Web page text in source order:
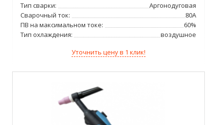
Тип сварки:
Аргонодуговая
Сварочный ток:
80А
ПВ на максимальном токе:
60%
Тип охлаждения:
воздушное
Уточнить цену в 1 клик!